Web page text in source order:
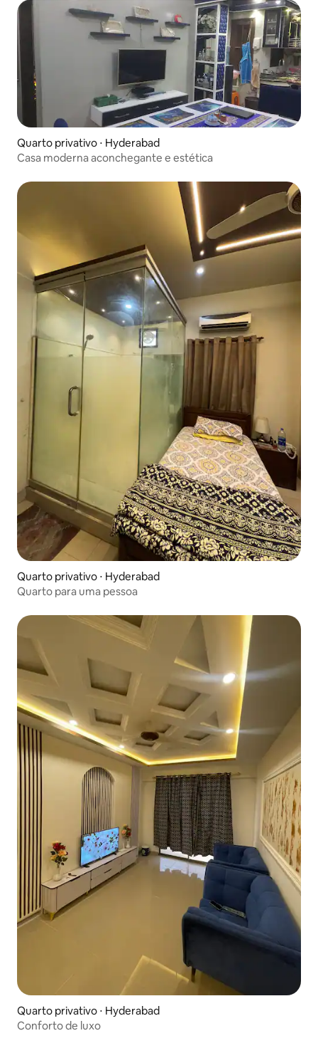
Quarto privativo ⋅ Hyderabad
Casa moderna aconchegante e estética
Quarto privativo ⋅ Hyderabad
Quarto para uma pessoa
Quarto privativo ⋅ Hyderabad
Conforto de luxo